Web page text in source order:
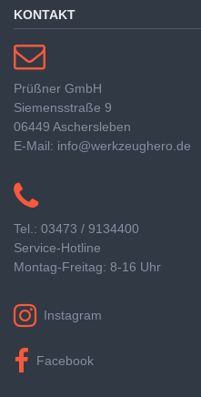
KONTAKT
Prüßner GmbH
Siemensstraße 9
06449 Aschersleben
E-Mail: info@werkzeughero.de
Tel.: 03473 / 9134400
Service-Hotline
Montag-Freitag: 8-16 Uhr
Instagram
Facebook